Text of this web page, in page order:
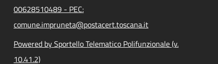
00628510489 - PEC:
comune.impruneta@postacert.toscana.it
Powered by Sportello Telematico Polifunzionale (v.
10.41.2)